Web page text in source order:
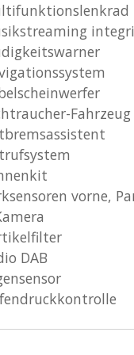
Fahrzeug
vorne,
DAB